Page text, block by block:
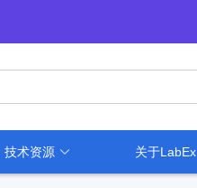
技术资源 关于LabEx